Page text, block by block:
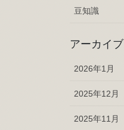
豆知識
アーカイブ
2026年1月
2025年12月
2025年11月